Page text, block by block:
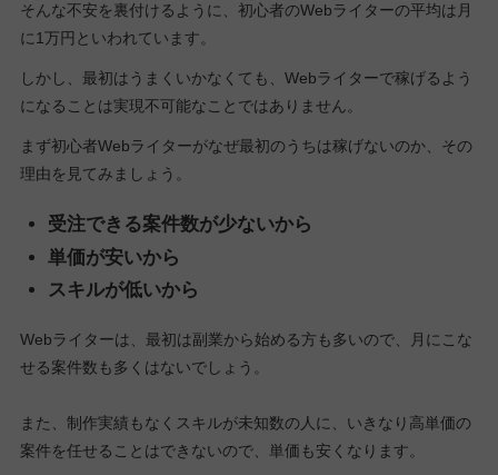
そんな不安を裏付けるように、初心者のWebライターの平均は月
に1万円といわれています。
しかし、最初はうまくいかなくても、Webライターで稼げるよう
になることは実現不可能なことではありません。
まず初心者Webライターがなぜ最初のうちは稼げないのか、その
理由を見てみましょう。
受注できる案件数が少ないから
単価が安いから
スキルが低いから
Webライターは、最初は副業から始める方も多いので、月にこな
せる案件数も多くはないでしょう。
また、制作実績もなくスキルが未知数の人に、いきなり高単価の
案件を任せることはできないので、単価も安くなります。